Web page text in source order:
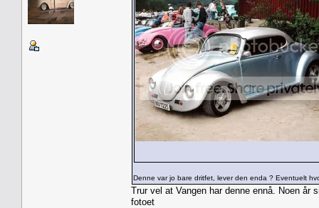
Denne var jo bare dritfet, lever den enda ? Eventuelt
Trur vel at Vangen har denne ennå. Noen
fotoet